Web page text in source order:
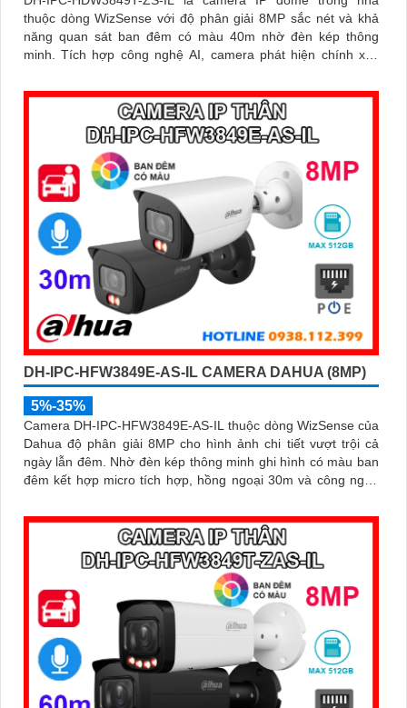
thuộc dòng WizSense với độ phân giải 8MP sắc nét và khả
năng quan sát ban đêm có màu 40m nhờ đèn kép thông
minh. Tích hợp công nghệ AI, camera phát hiện chính xác
hỗ trợ đến 512GB đảm bảo lưu trữ linh hoạt và chi tiết, hỗ trợ
PoE tiện lợi đây là giải pháp giám sát an ninh hiệu quả
DH-IPC-HFW3849E-AS-IL CAMERA DAHUA (8MP)
5%-35%
Camera DH-IPC-HFW3849E-AS-IL thuộc dòng WizSense của
Dahua độ phân giải 8MP cho hình ảnh chi tiết vượt trội cả
ngày lẫn đêm. Nhờ đèn kép thông minh ghi hình có màu ban
đêm kết hợp micro tích hợp, hồng ngoại 30m và công nghệ
mật hiệu quả